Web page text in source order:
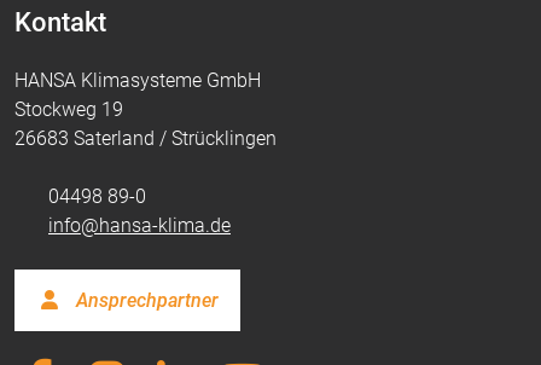
Kontakt
HANSA Klimasysteme GmbH
Stockweg 19
26683 Saterland / Strücklingen
04498 89-0
info@hansa-klima.de
Ansprechpartner